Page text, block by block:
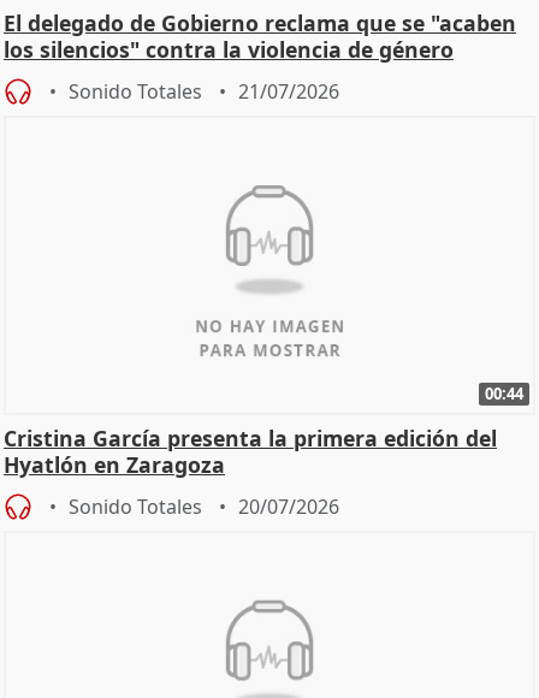
El delegado de Gobierno reclama que se "acaben
los silencios" contra la violencia de género
Sonido Totales 21/07/2026
00:44
Cristina García presenta la primera edición del
Hyatlón en Zaragoza
Sonido Totales 20/07/2026